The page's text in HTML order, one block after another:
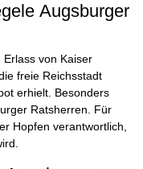
Augsburger
von Kaiser
freie Reichsstadt
erhielt. Besonders
Ratsherren. Für
Hopfen verantwortlich,